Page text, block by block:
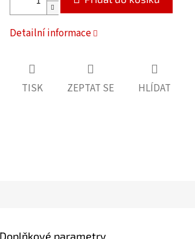
Detailní informace
TISK ZEPTAT SE HLÍDAT
Doplňkové parametry